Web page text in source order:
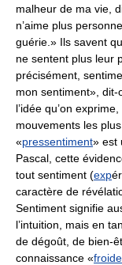
malheur de ma vie,
n’aime plus
guérie.» Ils savent
ne sentent plus leur
précisément,
mon sentiment», dit-
l’idée qu’on
mouvements les
«pressentiment» est
Pascal, cette
tout sentiment (exp
caractère de
Sentiment signifie
l’intuition, mais en
de dégoût, de bien-
connaissance «froide